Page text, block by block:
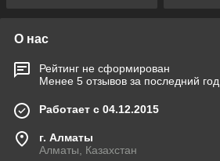
О нас
Рейтинг не сформирован
Менее 5 отзывов за последний год
Работает с 04.12.2015
г. Алматы
Алматы, Казахстан